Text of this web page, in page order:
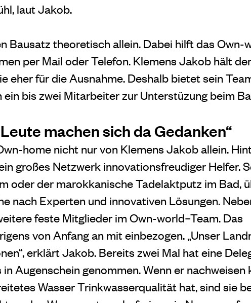
laut Jakob.
Bausatz theoretisch allein. Dabei hilft das Own-
per Mail oder Telefon. Klemens Jakob hält
eher für die Ausnahme. Deshalb bietet sein
bis zwei Mitarbeiter zur Unterstüzung beim
machen sich da Gedanken“
home nicht nur von Klemens Jakob allein.
großes Netzwerk innovationsfreudiger Helfer.
oder der marokkanische Tadelaktputz im Bad,
nach Experten und innovativen Lösungen.
feste Mitglieder im Own-world–Team. Das
von Anfang an mit einbezogen. „Unser
erklärt Jakob. Bereits zwei Mal hat eine
Augenschein genommen. Wenn er nachweisen
Wasser Trinkwasserqualität hat, sind sie